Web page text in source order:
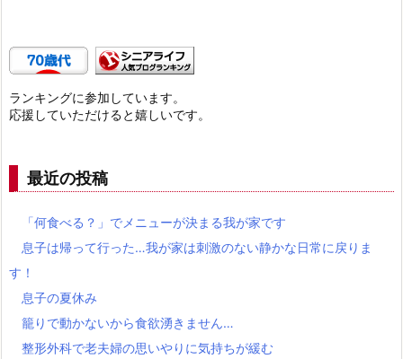
ランキングに参加しています。
応援していただけると嬉しいです。
最近の投稿
「何食べる？」でメニューが決まる我が家です
息子は帰って行った…我が家は刺激のない静かな日常に戻りま
す！
息子の夏休み
籠りで動かないから食欲湧きません…
整形外科で老夫婦の思いやりに気持ちが緩む